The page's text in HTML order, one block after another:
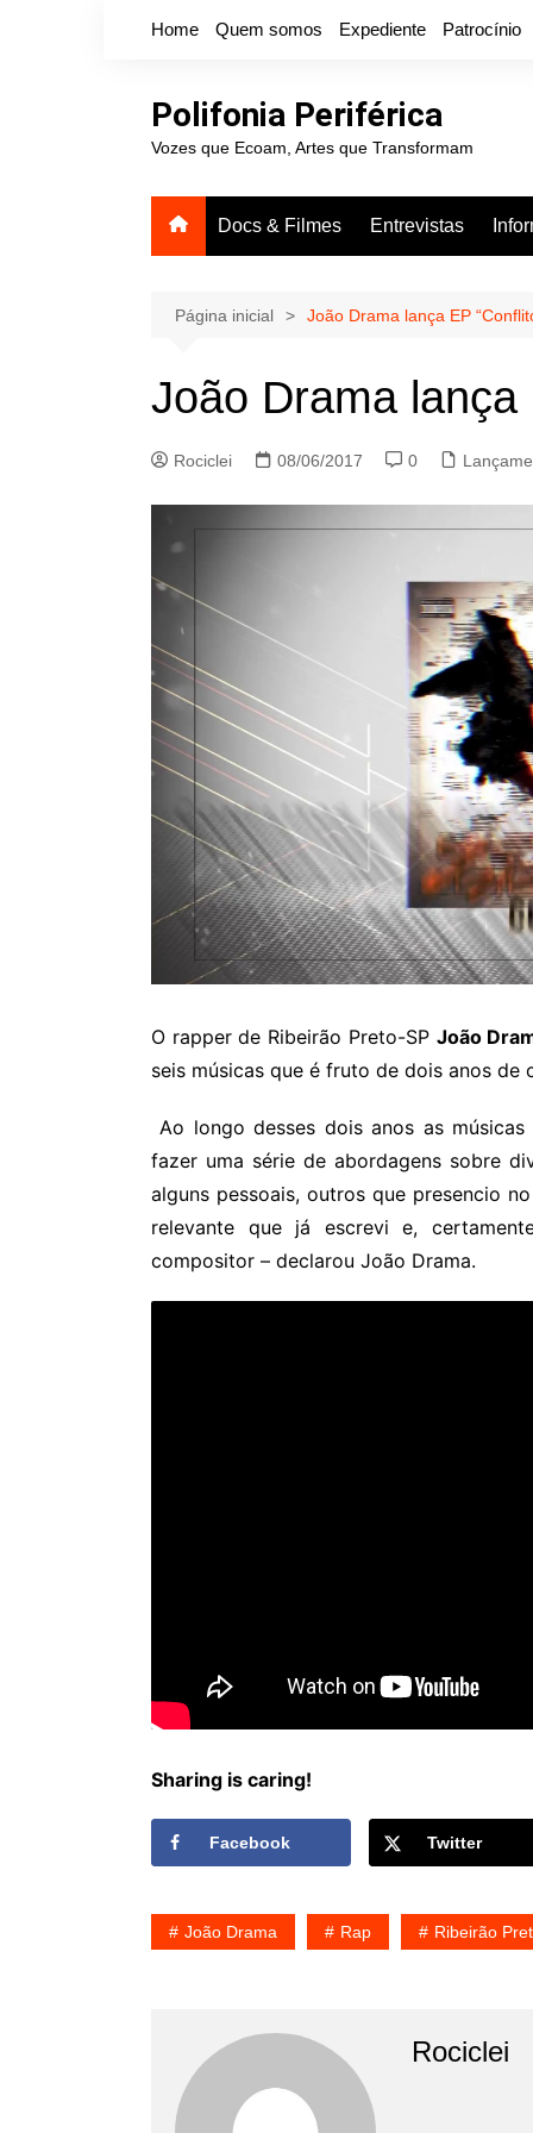
Home Quem somos Expediente Patrocínio
Polifonia Periférica
Vozes que Ecoam, Artes que Transformam
Docs & Filmes Entrevistas
Página inicial João Drama lança EP
João Drama lança
Rociclei 08/06/2017 0
O rapper de Ribeirão Preto-SP João
seis músicas que é fruto de dois anos
Ao longo desses dois anos as
fazer uma série de abordagens sobre
alguns pessoais, outros que presencio
relevante que já escrevi e,
compositor – declarou João Drama.
Sharing is caring!
Facebook Twitter
João Drama Rap Ribeirão
Rociclei